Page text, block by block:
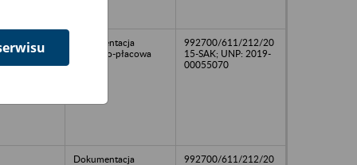
Dokumentacja
osobowo-płacowa
992700/611/212/20
15-SAK; UNP: 2019-
00055070
Dokumentacja
992700/611/212/20